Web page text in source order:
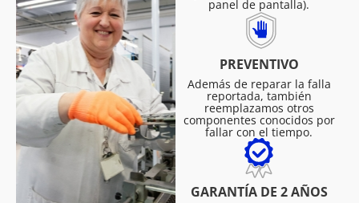
panel de pantalla).
PREVENTIVO
Además de reparar la falla
reportada, también
reemplazamos otros
componentes conocidos por
fallar con el tiempo.
GARANTÍA DE 2 AÑOS